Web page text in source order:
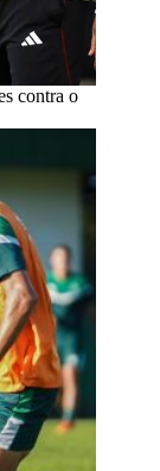
contra o